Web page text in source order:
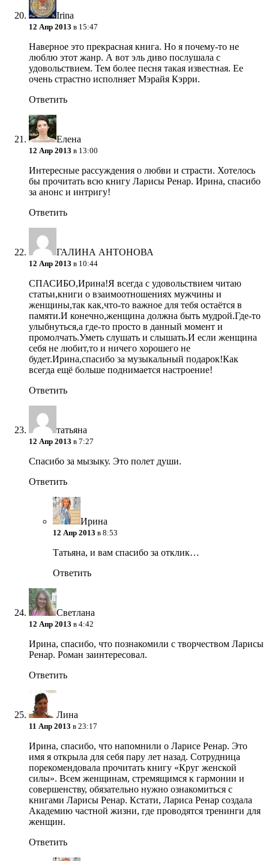
Irina
12 Апр 2013 в 15:47
Наверное это прекрасная книга. Но я почему-то не
люблю этот жанр. А вот эль диво послушала с
удовольствием. Тем более песня такая известная. Ее
очень страстно исполняет Мэрайя Кэрри.
Ответить
Елена
12 Апр 2013 в 13:00
Интересные рассуждения о любви и страсти. Хотелось
бы прочитать всю книгу Ларисы Ренар. Ирина, спасибо
за анонс и интригу!
Ответить
ГАЛИНА АНТОНОВА
12 Апр 2013 в 10:44
СПАСИБО,Ирина!Я всегда с удовольствием читаю
статьи,книги о взаимоотношениях мужчины и
женщины,так как,что-то важное для тебя остаётся в
памяти.И конечно,женщина должна быть мудрой.Где-то
улыбнуться,а где-то просто в данный момент и
промолчать.Уметь слушать и слышать.И если женщина
себя не любит,то и ничего хорошего не
будет.Ирина,спасибо за музыкальный подарок!Как
всегда ещё больше поднимается настроение!
Ответить
татьяна
12 Апр 2013 в 7:27
Спасибо за мызыку. Это полет души.
Ответить
Ирина
12 Апр 2013 в 8:53
Татьяна, и вам спасибо за отклик…
Ответить
Светлана
12 Апр 2013 в 4:42
Ирина, спасибо, что познакомили с творчеством Ларисы
Ренар. Роман заинтересовал.
Ответить
Лина
11 Апр 2013 в 23:17
Ирина, спасибо, что напомнили о Ларисе Ренар. Это
имя я открыла для себя пару лет назад. Сотрудница
порекомендовала прочитать книгу «Круг женской
силы». Всем женщинам, стремящимся к гармонии и
совершенству, обязательно нужно ознакомиться с
книгами Ларисы Ренар. Кстати, Лариса Ренар создала
Академию частной жизни, где проводятся тренинги для
женщин.
Ответить